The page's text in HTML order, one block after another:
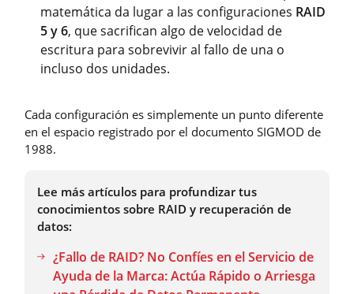
matemática da lugar a las configuraciones RAID
5 y 6, que sacrifican algo de velocidad de
escritura para sobrevivir al fallo de una o
incluso dos unidades.
Cada configuración es simplemente un punto diferente
en el espacio registrado por el documento SIGMOD de
1988.
Lee más artículos para profundizar tus
conocimientos sobre RAID y recuperación de
datos:
¿Fallo de RAID? No Confíes en el Servicio de
Ayuda de la Marca: Actúa Rápido o Arriesga